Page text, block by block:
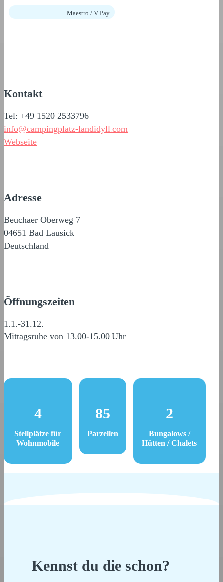
Maestro / V Pay
Kontakt
Tel: +49 1520 2533796
info@campingplatz-landidyll.com
Webseite
Adresse
Beuchaer Oberweg 7
04651 Bad Lausick
Deutschland
Öffnungszeiten
1.1.-31.12.
Mittagsruhe von 13.00-15.00 Uhr
4
Stellplätze für
Wohnmobile
85
Parzellen
2
Bungalows /
Hütten / Chalets
Kennst du die schon?